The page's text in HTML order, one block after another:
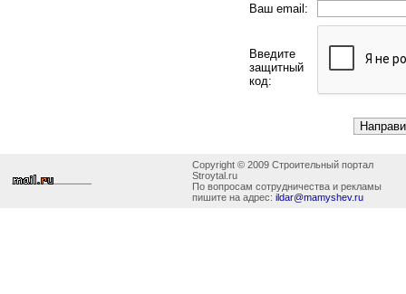
Ваш email:
Введите
защитный
код:
Copyright © 2009 Строительный портал
Stroytal.ru
По вопросам сотрудничества и рекламы
пишите на адрес: ildar@mamyshev.ru